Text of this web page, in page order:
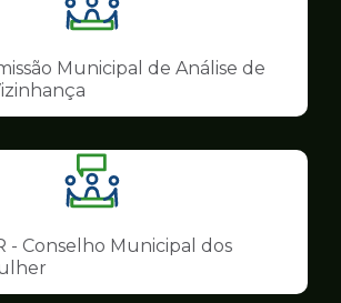
Ilustração
da
pagina
Conselhos
Municipal de Análise de
Ilustração
da
pagina
Conselhos
- Conselho Municipal dos